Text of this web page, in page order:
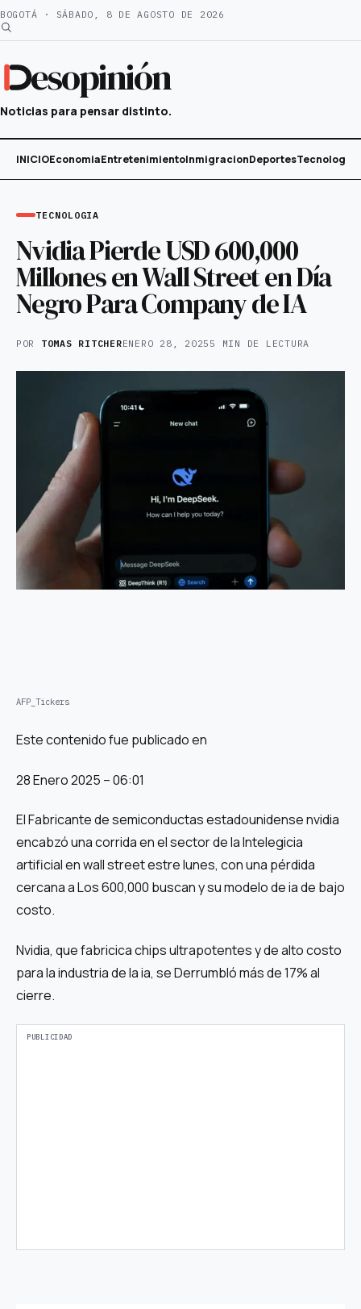
Saltar
al
BOGOTÁ · SÁBADO, 8 DE AGOSTO DE 2026
esopinión
Noticias para pensar distinto.
INICIOEconomiaEntretenimientoInmigracionDeportesTecnología
TECNOLOGIA
Nvidia Pierde USD 600,000
Millones en Wall Street en Día
Negro Para Company de IA
POR TOMAS RITCHERENERO 28, 2025 5 MIN DE LECTURA
AFP_Tickers
Este contenido fue publicado en
28 Enero 2025 – 06:01
El Fabricante de semiconductas estadounidense nvidia
encabzó una corrida en el sector de la Intelegicia
artificial en wall street estre lunes, con una pérdida
cercana a Los 600,000 buscan y su modelo de ia de bajo
costo.
Nvidia, que fabricica chips ultrapotentes y de alto costo
para la industria de la ia, se Derrumbló más de 17% al
cierre.